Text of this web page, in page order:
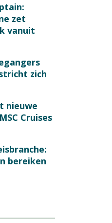
zet
vanuit
zich
nieuwe
Cruises
bereiken